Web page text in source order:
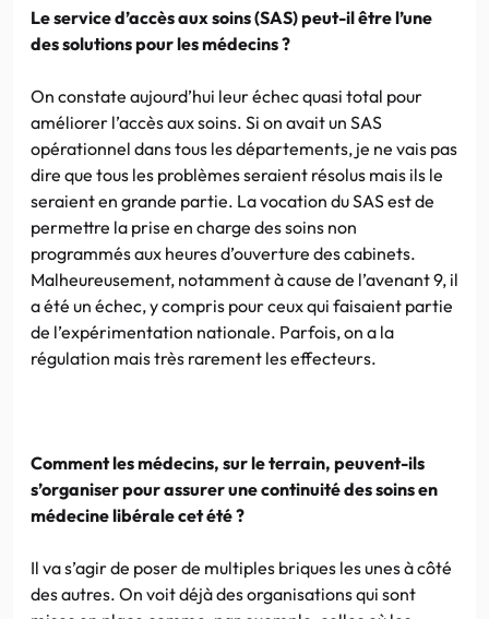
Le service d’accès aux soins (SAS) peut-il être l’une
des solutions pour les médecins ?
On constate aujourd’hui leur échec quasi total pour
améliorer l’accès aux soins. Si on avait un SAS
opérationnel dans tous les départements, je ne vais pas
dire que tous les problèmes seraient résolus mais ils le
seraient en grande partie. La vocation du SAS est de
permettre la prise en charge des soins non
programmés aux heures d’ouverture des cabinets.
Malheureusement, notamment à cause de l’avenant 9, il
a été un échec, y compris pour ceux qui faisaient partie
de l’expérimentation nationale. Parfois, on a la
régulation mais très rarement les effecteurs.
Comment les médecins, sur le terrain, peuvent-ils
s’organiser pour assurer une continuité des soins en
médecine libérale cet été ?
Il va s’agir de poser de multiples briques les unes à côté
des autres. On voit déjà des organisations qui sont